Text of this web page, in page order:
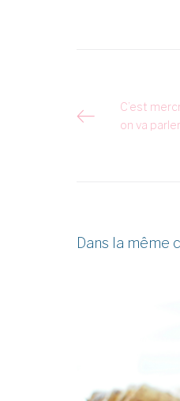
Navigation
C’est
on va
Dans la même